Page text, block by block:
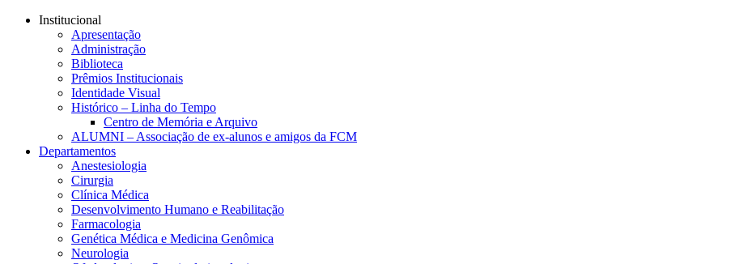
Conteúdo principal
Institucional
Apresentação
Administração
Biblioteca
Prêmios Institucionais
Identidade Visual
Histórico – Linha do Tempo
Centro de Memória e Arquivo
ALUMNI – Associação de ex-alunos e amigos da FCM
Departamentos
Anestesiologia
Cirurgia
Clínica Médica
Desenvolvimento Humano e Reabilitação
Farmacologia
Genética Médica e Medicina Genômica
Neurologia